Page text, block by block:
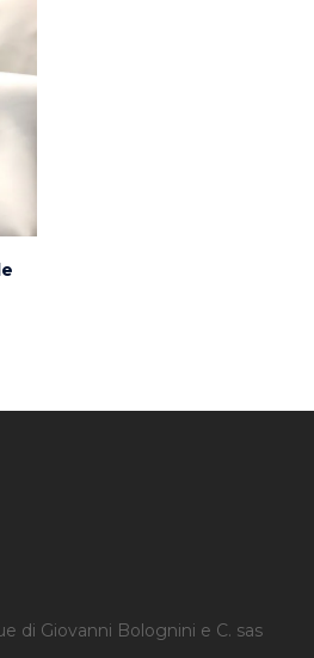
di Giovanni Bolognini e C. sas